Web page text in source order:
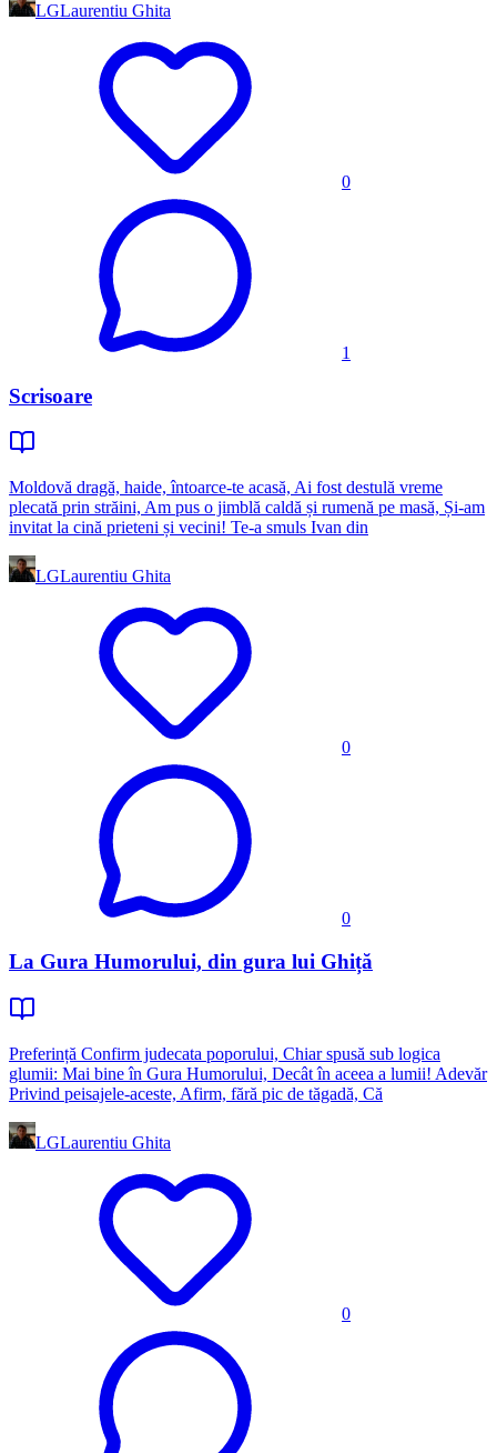
LGLaurentiu Ghita
0
1
Scrisoare
Moldovă dragă, haide, întoarce-te acasă, Ai fost destulă vreme
plecată prin străini, Am pus o jimblă caldă și rumenă pe masă, Și-am
invitat la cină prieteni și vecini! Te-a smuls Ivan din
LGLaurentiu Ghita
0
0
La Gura Humorului, din gura lui Ghiță
Preferință Confirm judecata poporului, Chiar spusă sub logica
glumii: Mai bine în Gura Humorului, Decât în aceea a lumii! Adevăr
Privind peisajele-aceste, Afirm, fără pic de tăgadă, Că
LGLaurentiu Ghita
0